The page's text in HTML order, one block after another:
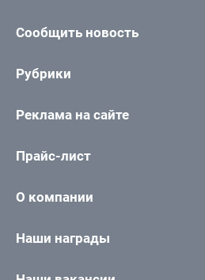
Сообщить новость
Рубрики
Реклама на сайте
Прайс-лист
О компании
Наши награды